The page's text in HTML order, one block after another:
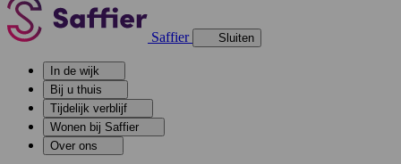
Saffier Sluiten
In de wijk
Bij u thuis
Tijdelijk verblijf
Wonen bij Saffier
Over ons